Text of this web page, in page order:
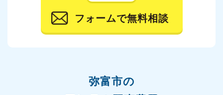
フォームで無料相談
弥富市の